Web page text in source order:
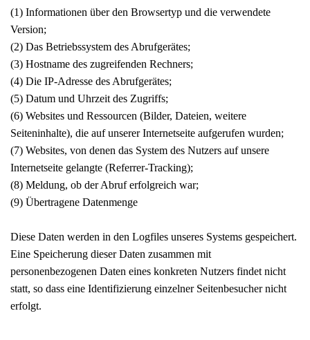
(1) Informationen über den Browsertyp und die verwendete
Version;
(2) Das Betriebssystem des Abrufgerätes;
(3) Hostname des zugreifenden Rechners;
(4) Die IP-Adresse des Abrufgerätes;
(5) Datum und Uhrzeit des Zugriffs;
(6) Websites und Ressourcen (Bilder, Dateien, weitere
Seiteninhalte), die auf unserer Internetseite aufgerufen wurden;
(7) Websites, von denen das System des Nutzers auf unsere
Internetseite gelangte (Referrer-Tracking);
(8) Meldung, ob der Abruf erfolgreich war;
(9) Übertragene Datenmenge
Diese Daten werden in den Logfiles unseres Systems gespeichert.
Eine Speicherung dieser Daten zusammen mit
personenbezogenen Daten eines konkreten Nutzers findet nicht
statt, so dass eine Identifizierung einzelner Seitenbesucher nicht
erfolgt.